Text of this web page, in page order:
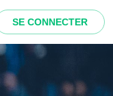
SE CONNECTER